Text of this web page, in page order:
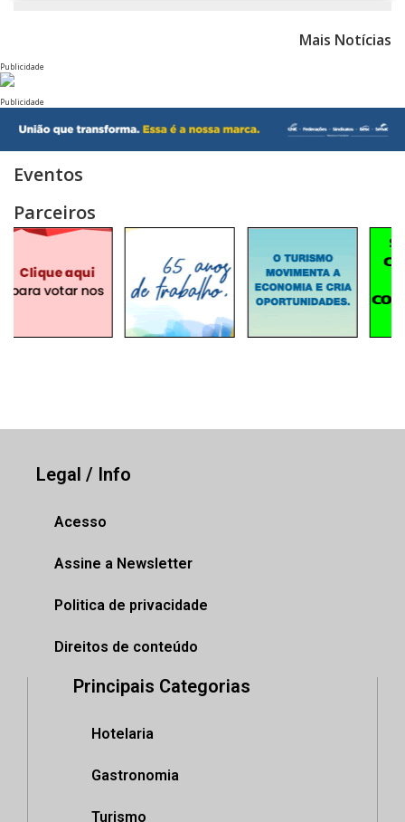
Mais Notícias
Publicidade
Publicidade
Eventos
Parceiros
Legal / Info
Acesso
Assine a Newsletter
Politica de privacidade
Direitos de conteúdo
Principais Categorias
Hotelaria
Gastronomia
Turismo